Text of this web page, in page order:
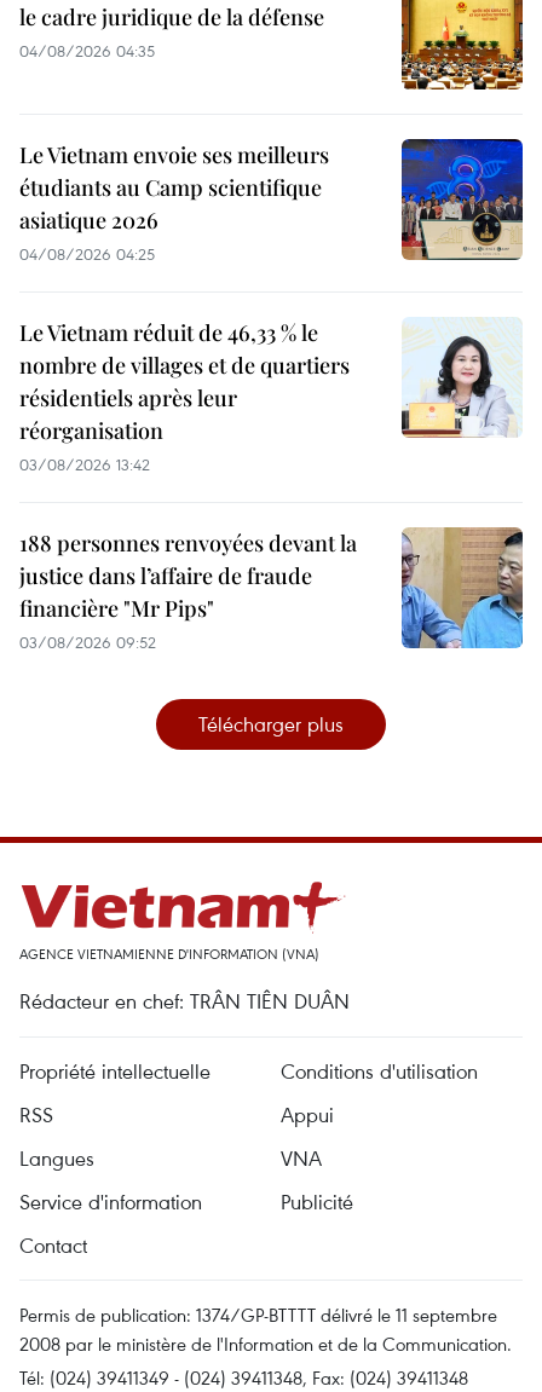
le cadre juridique de la défense
04/08/2026 04:35
Le Vietnam envoie ses meilleurs
étudiants au Camp scientifique
asiatique 2026
04/08/2026 04:25
Le Vietnam réduit de 46,33 % le
nombre de villages et de quartiers
résidentiels après leur
réorganisation
03/08/2026 13:42
188 personnes renvoyées devant la
justice dans l’affaire de fraude
financière "Mr Pips"
03/08/2026 09:52
Télécharger plus
AGENCE VIETNAMIENNE D'INFORMATION (VNA)
Rédacteur en chef: TRÂN TIÊN DUÂN
Propriété intellectuelle
Conditions d'utilisation
RSS
Appui
Langues
VNA
Service d'information
Publicité
Contact
Permis de publication: 1374/GP-BTTTT délivré le 11 septembre
2008 par le ministère de l'Information et de la Communication.
Tél: (024) 39411349 - (024) 39411348, Fax: (024) 39411348